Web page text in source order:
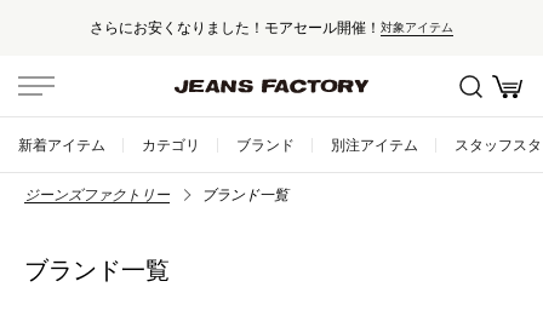
さらにお安くなりました！モアセール開催！ 対象アイテム
新着アイテム カテゴリ ブランド 別注アイテム スタッフス
ジーンズファクトリー ブランド一覧
ブランド一覧